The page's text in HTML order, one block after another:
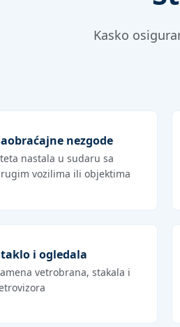
Kasko
nezgode
nastala u sudaru sa
vozilima ili objektima
i ogledala
vetrobrana, stakala i